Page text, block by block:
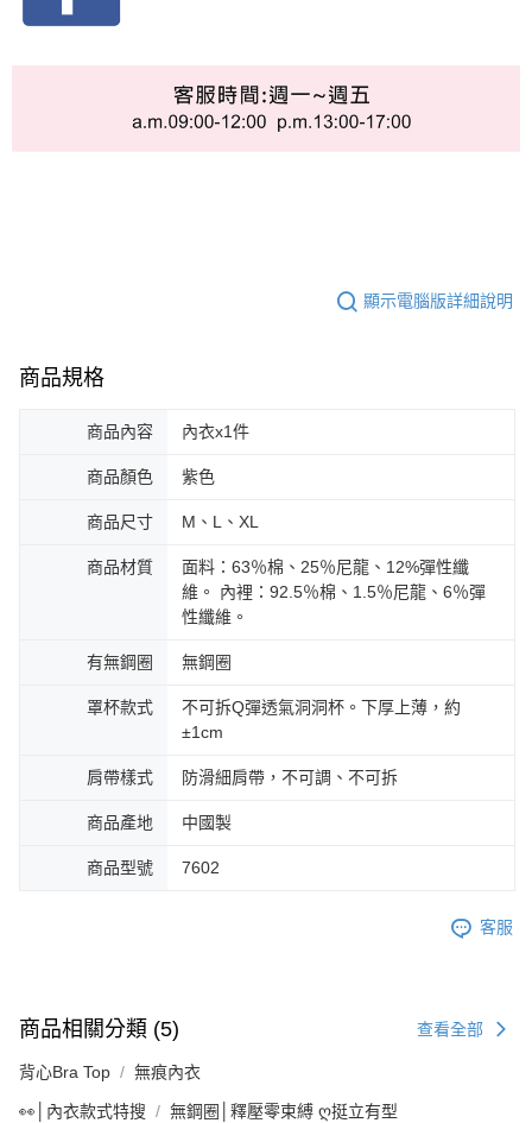
顯示電腦版詳細說明
商品規格
商品內容 內衣x1件
商品顏色 紫色
商品尺寸 M、L、XL
商品材質
面料：63％棉、25％尼龍、12%彈性纖
維。 內裡：92.5％棉、1.5％尼龍、6％彈
性纖維。
有無鋼圈 無鋼圈
罩杯款式
不可拆Q彈透氣洞洞杯。下厚上薄，約
±1cm
肩帶樣式 防滑細肩帶，不可調、不可拆
商品產地 中國製
商品型號 7602
客服
商品相關分類 (5) 查看全部
背心Bra Top 無痕內衣
👀│內衣款式特搜 無鋼圈│釋壓零束縛 ღ挺立有型